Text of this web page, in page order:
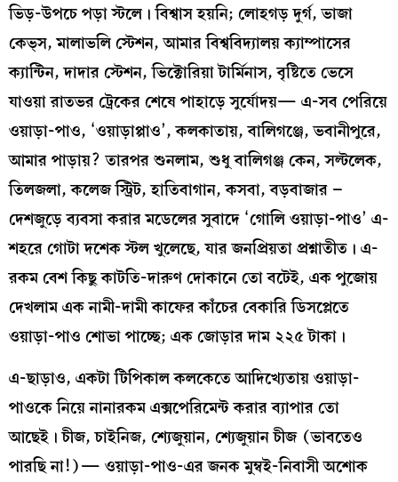
ভিড়-উপচে পড়া স্টলে। বিশ্বাস হয়নি; লোহগড় দুর্গ, ভাজা
কেভ্‌স, মালাভলি স্টেশন, আমার বিশ্ববিদ্যালয় ক্যাম্পাসের
ক্যান্টিন, দাদার স্টেশন, ভিক্টোরিয়া টার্মিনাস, বৃষ্টিতে ভেসে
যাওয়া রাতভর ট্রেকের শেষে পাহাড়ে সুর্যোদয়— এ-সব পেরিয়ে
ওয়াড়া-পাও, ‘ওয়াড়াপ্পাও’, কলকাতায়, বালিগঞ্জে, ভবানীপুরে,
আমার পাড়ায়? তারপর শুনলাম, শুধু বালিগঞ্জ কেন, সল্টলেক,
তিলজলা, কলেজ স্ট্রিট, হাতিবাগান, কসবা, বড়বাজার –
দেশজুড়ে ব্যবসা করার মডেলের সুবাদে ‘গোলি ওয়াড়া-পাও’ এ-
শহরে গোটা দশেক স্টল খুলেছে, যার জনপ্রিয়তা প্রশ্নাতীত। এ-
রকম বেশ কিছু কাটতি-দারুণ দোকানে তো বটেই, এক পুজোয়
দেখলাম এক নামী-দামী কাফের কাঁচের বেকারি ডিসপ্লেতে
ওয়াড়া-পাও শোভা পাচ্ছে; এক জোড়ার দাম ২২৫ টাকা।
এ-ছাড়াও, একটা টিপিকাল কলকেতে আদিখ্যেতায় ওয়াড়া-
পাওকে নিয়ে নানারকম এক্সপেরিমেন্ট করার ব্যাপার তো
আছেই। চীজ, চাইনিজ, শ্যেজুয়ান, শ্যেজুয়ান চীজ (ভাবতেও
পারছি না!)— ওয়াড়া-পাও-এর জনক মুম্বই-নিবাসী অশোক